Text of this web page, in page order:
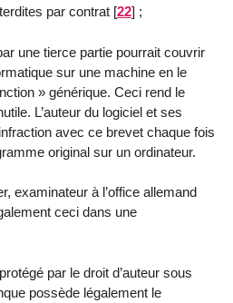
par contrat[22] ;
une tierce partie pourrait couvrir
sur une machine en le
» générique. Ceci rend le
L’auteur du logiciel et ses
avec ce brevet chaque fois
original sur un ordinateur.
examinateur à l’office allemand
ceci dans une
par le droit d’auteur sous
possède légalement le